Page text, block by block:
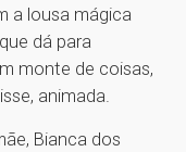
a lousa mágica
dá para
monte de coisas,
animada.
Bianca dos